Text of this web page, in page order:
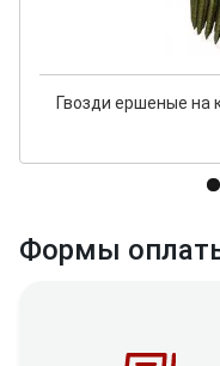
Гвозди ершеные на
Формы